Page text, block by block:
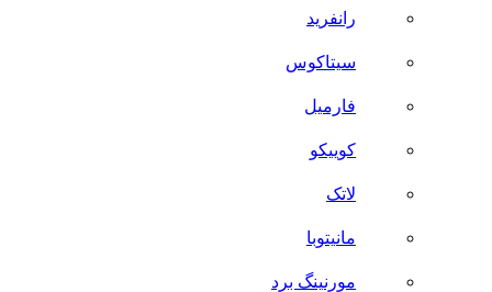
رانفرید
سیتاکوس
فارمیل
کوییکو
لاتک
مانیتوبا
مورنینگ برد